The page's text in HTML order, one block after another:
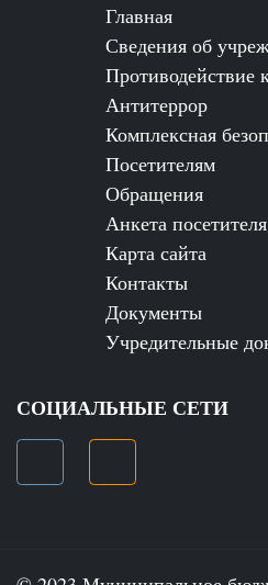
Главная
Сведения об
Противодействие
Антитеррор
Комплексная
Посетителям
Обращения
Анкета посетителя
Карта сайта
Контакты
Документы
Учредительные
СОЦИАЛЬНЫЕ СЕТИ